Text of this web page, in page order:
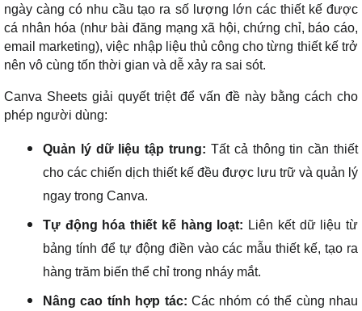
ngày càng có nhu cầu tạo ra số lượng lớn các thiết kế được
cá nhân hóa (như bài đăng mạng xã hội, chứng chỉ, báo cáo,
email marketing), việc nhập liệu thủ công cho từng thiết kế trở
nên vô cùng tốn thời gian và dễ xảy ra sai sót.
Canva Sheets giải quyết triệt để vấn đề này bằng cách cho
phép người dùng:
Quản lý dữ liệu tập trung: Tất cả thông tin cần thiết
cho các chiến dịch thiết kế đều được lưu trữ và quản lý
ngay trong Canva.
Tự động hóa thiết kế hàng loạt: Liên kết dữ liệu từ
bảng tính để tự động điền vào các mẫu thiết kế, tạo ra
hàng trăm biến thể chỉ trong nháy mắt.
Nâng cao tính hợp tác: Các nhóm có thể cùng nhau